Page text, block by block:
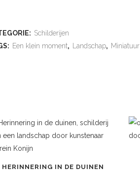
Schilderijen
Een klein moment, Landschap, Miniatuur
HERINNERING IN DE DUINEN